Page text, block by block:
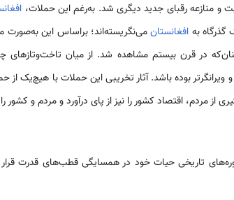
و منازعه رقبای جدید دیگری شد. به‌رغم این حملات،
گذرگاه به افغانستانمی‌نگریسته‌اند؛ براساس این
در قرن بیستم مشاهده شد. از میان تاخت‌وتازهای
بوده باشد. آثار تخریبی این حملات با هیچ‌یک از
از مردم، اقتصاد کشور را نیز از پای درآورد و مردم و
تاریخی حیات خود در همسایگی قطب‌های قدرت